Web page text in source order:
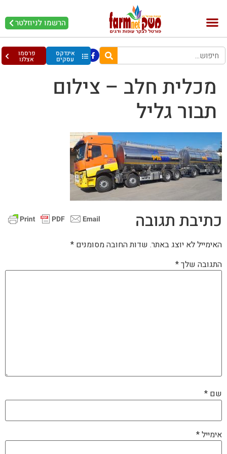
הרשמו לניוזלטר
אינדקס
עסקים
פרסמו
אצלנו
מכלית חלב – צילום
תבור גליל
כתיבת תגובה
האימייל לא יוצג באתר. שדות החובה מסומנים *
התגובה שלך*
שם *
אימייל*